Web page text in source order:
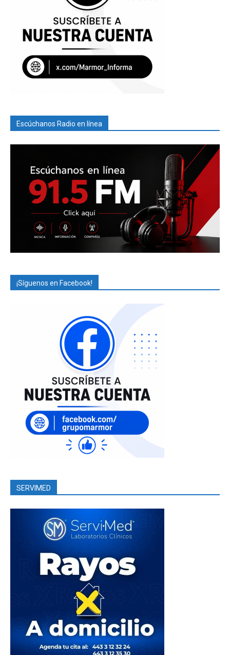
Escúchanos Radio en línea
¡Síguenos en Facebook!
SERVIMED